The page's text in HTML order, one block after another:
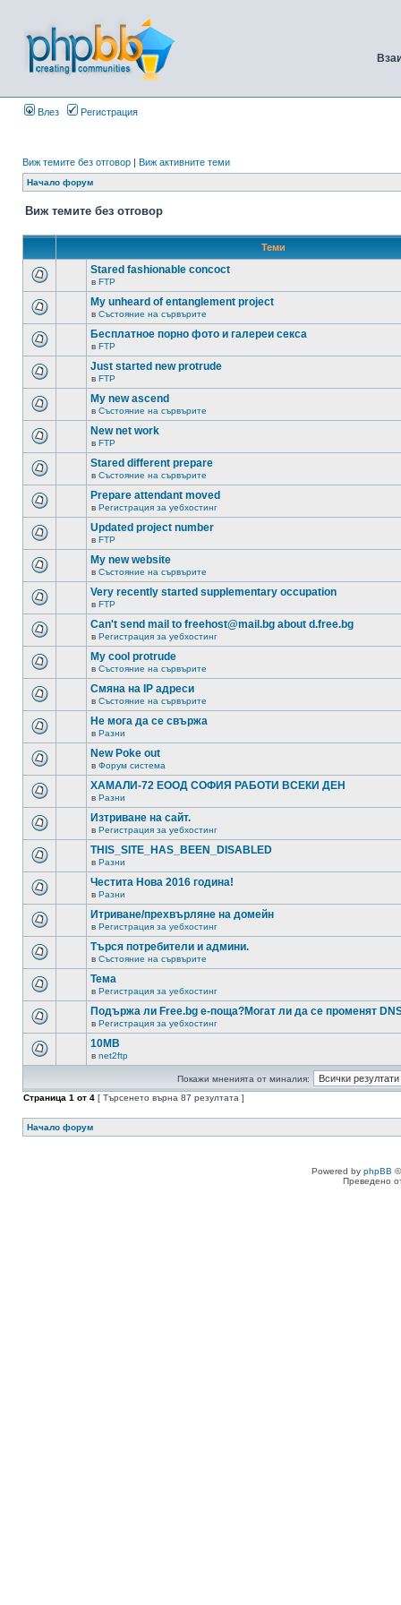
Влез Регистрация
Виж темите без отговор | Виж активните теми
Начало форум
Виж темите без отговор
Теми
Stared fashionable concoct
в FTP
My unheard of entanglement project
в Състояние на сървърите
Бесплатное порно фото и галереи секса
в FTP
Just started new protrude
в FTP
My new ascend
в Състояние на сървърите
New net work
в FTP
Stared different prepare
в Състояние на сървърите
Prepare attendant moved
в Регистрация за уебхостинг
Updated project number
в FTP
My new website
в Състояние на сървърите
Very recently started supplementary occupation
в FTP
Can't send mail to freehost@mail.bg about d.free.bg
в Регистрация за уебхостинг
My cool protrude
в Състояние на сървърите
Смяна на IP адреси
в Състояние на сървърите
Не мога да се свържа
в Разни
New Poke out
в Форум система
ХАМАЛИ-72 ЕООД СОФИЯ РАБОТИ ВСЕКИ ДЕН
в Разни
Изтриване на сайт.
в Регистрация за уебхостинг
THIS_SITE_HAS_BEEN_DISABLED
в Разни
Честита Нова 2016 година!
в Разни
Итриване/прехвърляне на домейн
в Регистрация за уебхостинг
Търся потребители и админи.
в Състояние на сървърите
Тема
в Регистрация за уебхостинг
Подържа ли Free.bg е-поща?Могат ли да се променят
в Регистрация за уебхостинг
10MB
в net2ftp
Покажи мненията от миналия:
Страница 1 от 4 [ Търсенето върна 87 резултата ]
Начало форум
Powered by phpBB
Преведено